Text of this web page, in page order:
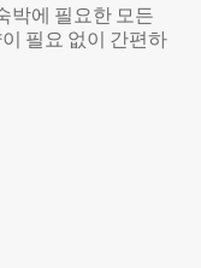
박에 필요한 모든
필요 없이 간편하